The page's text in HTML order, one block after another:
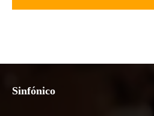
Sinfónico